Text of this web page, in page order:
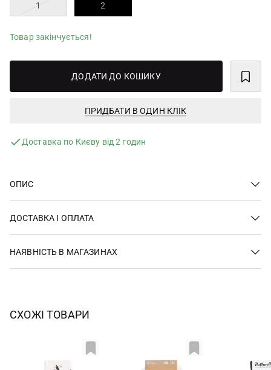
1 2
Товар закінчується!
ДОДАТИ ДО КОШИКУ
ПРИДБАТИ В ОДИН КЛІК
Доставка по Києву від 2 годин
ОПИС
ДОСТАВКА І ОПЛАТА
НАЯВНІСТЬ В МАГАЗИНАХ
СХОЖІ ТОВАРИ